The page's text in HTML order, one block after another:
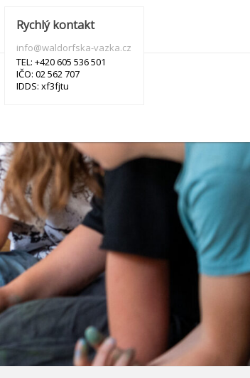
Rychlý kontakt
info@waldorfska-vazka.cz
TEL: +420 605 536 501
IČO: 02 562 707
IDDS: xf3fjtu